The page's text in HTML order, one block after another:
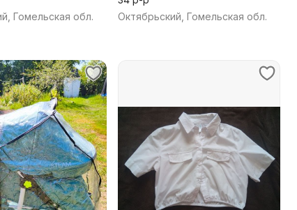
Гомельская обл.
Октябрьский, Гомельская обл.